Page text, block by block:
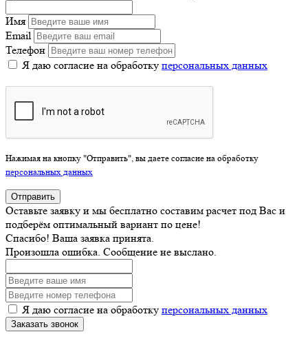
Имя
Email
Телефон
Я даю согласие на обработку персональных данных
Нажимая на кнопку "Отправить", вы даете согласие на обработку
персональных данных
Отправить
Оставьте заявку и мы бесплатно составим расчет под Вас и
подберём оптимальный вариант по цене!
Спасибо! Ваша заявка принята.
Произошла ошибка. Сообщение не выслано.
Я даю согласие на обработку персональных данных
Заказать звонок